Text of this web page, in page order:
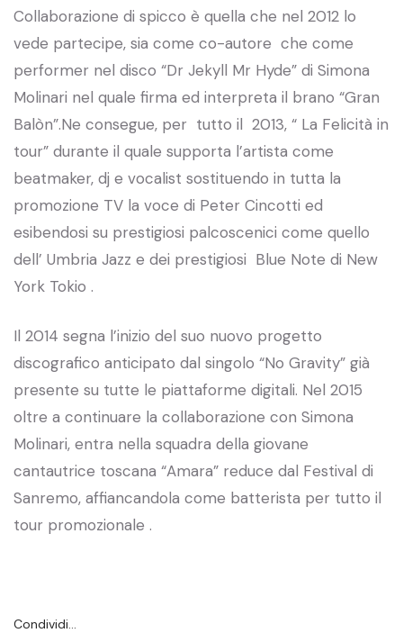
Collaborazione di spicco è quella che nel 2012 lo
vede partecipe, sia come co-autore che come
performer nel disco “Dr Jekyll Mr Hyde” di Simona
Molinari nel quale firma ed interpreta il brano “Gran
Balòn”.Ne consegue, per tutto il 2013, “ La Felicità in
tour” durante il quale supporta l’artista come
beatmaker, dj e vocalist sostituendo in tutta la
promozione TV la voce di Peter Cincotti ed
esibendosi su prestigiosi palcoscenici come quello
dell’ Umbria Jazz e dei prestigiosi Blue Note di New
York Tokio .
Il 2014 segna l’inizio del suo nuovo progetto
discografico anticipato dal singolo “No Gravity” già
presente su tutte le piattaforme digitali. Nel 2015
oltre a continuare la collaborazione con Simona
Molinari, entra nella squadra della giovane
cantautrice toscana “Amara” reduce dal Festival di
Sanremo, affiancandola come batterista per tutto il
tour promozionale .
Condividi…